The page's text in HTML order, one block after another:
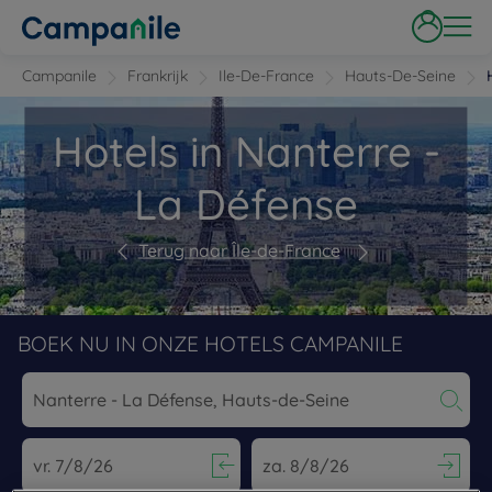
Campanile Frankrijk Ile-De-France Hauts-De-Seine
Hotels in Nanterre -
La Défense
Terug naar Île-de-France
BOEK NU IN ONZE HOTELS CAMPANILE